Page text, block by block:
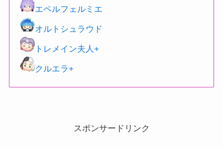
エペルフェルミエ
オルトシュラウド
トレメイン夫人+
クルエラ+
スポンサードリンク